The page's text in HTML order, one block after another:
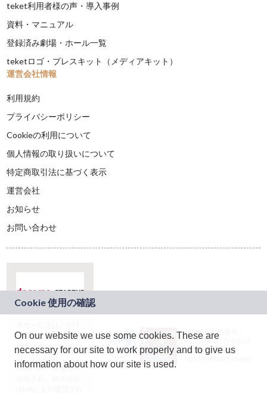
teket利用者様の声・導入事例
資料・マニュアル
登録済み劇場・ホール一覧
teketロゴ・プレスキット（メディアキット）
運営会社情報
利用規約
プライバシーポリシー
Cookieの利用について
個人情報の取り扱いについて
特定商取引法に基づく表示
運営会社
お知らせ
お問い合わせ
ドコモグループの新
規事業創出プログラ
ム「docomo
STARTUP」を通じて
JASRAC許諾番号：
9024936001Y45037
JASRAC許諾番号：
On our website we use some cookies. These are
necessary for our site to work properly and to give us
information about how our site is used.